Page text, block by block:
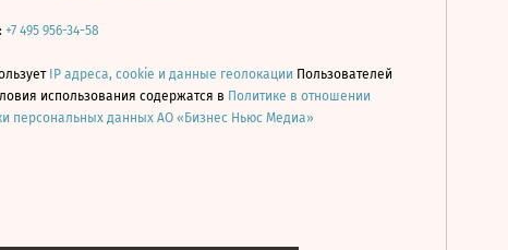
+7 495 956-34-58
IP адреса, cookie и данные геолокации Пользователей
использования содержатся в Политике в отношении
персональных данных АО «Бизнес Ньюс Медиа»